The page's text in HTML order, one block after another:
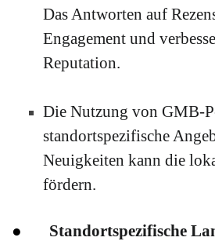
Das Antworten auf
Engagement und
Reputation.
Die Nutzung von GMB-
standortspezifische
Neuigkeiten kann die
fördern.
● Standortspezifische